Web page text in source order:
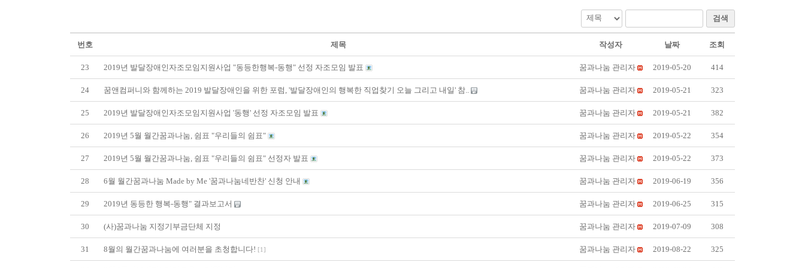
검색
번호 제목 작성자 날짜 조회
23 2019년 발달장애인자조모임지원사업 "동등한행복-동행" 선정 자조모임 발표 꿈과나눔 관리자 2019-05-20 414
24 꿈앤컴퍼니와 함께하는 2019 발달장애인을 위한 포럼, '발달장애인의 행복한 직업찾기 오늘 그리고 내일' 참.. 꿈과나눔 관리자 2019-05-21 323
25 2019년 발달장애인자조모임지원사업 '동행' 선정 자조모임 발표 꿈과나눔 관리자 2019-05-21 382
26 2019년 5월 월간꿈과나눔, 쉼표 "우리들의 쉼표" 꿈과나눔 관리자 2019-05-22 354
27 2019년 5월 월간꿈과나눔, 쉼표 "우리들의 쉼표" 선정자 발표 꿈과나눔 관리자 2019-05-22 373
28 6월 월간꿈과나눔 Made by Me '꿈과나눔네반찬' 신청 안내 꿈과나눔 관리자 2019-06-19 356
29 2019년 동등한 행복-동행" 결과보고서 꿈과나눔 관리자 2019-06-25 315
30 (사)꿈과나눔 지정기부금단체 지정 꿈과나눔 관리자 2019-07-09 308
31 8월의 월간꿈과나눔에 여러분을 초청합니다! [1] 꿈과나눔 관리자 2019-08-22 325